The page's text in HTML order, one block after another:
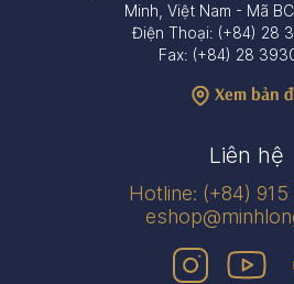
Minh, Việt Nam - Mã
Điện Thoại: (+84) 28
Fax: (+84) 28
Xem bản
Liên hệ
Hotline: (+84)